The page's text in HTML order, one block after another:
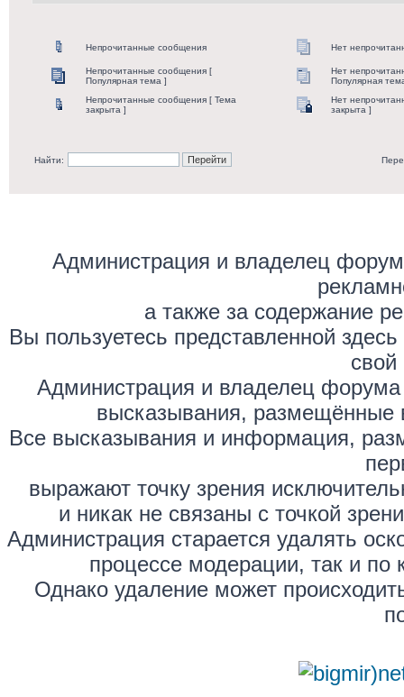
Непрочитанные сообщения Нет
Непрочитанные сообщения [
Популярная тема ]
Нет
Популярная
Непрочитанные сообщения [ Тема
закрыта ]
Нет
закрыта ]
Найти:
Администрация и владелец
а также за содержание
Вы пользуетесь представленной
свой
Администрация и владелец форума
высказывания, размещённые
Все высказывания и информация,
выражают точку зрения
и никак не связаны с точкой
Администрация старается удалять
процессе модерации, так и по
Однако удаление может